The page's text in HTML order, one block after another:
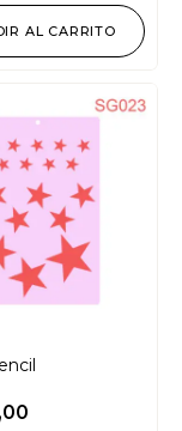
AL CARRITO